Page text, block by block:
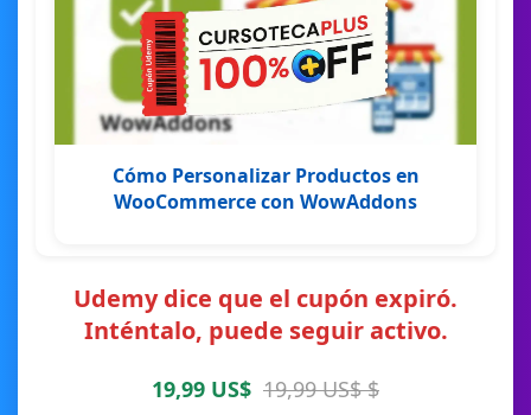
Cómo Personalizar Productos en
WooCommerce con WowAddons
Udemy dice que el cupón expiró.
Inténtalo, puede seguir activo.
19,99 US$ 19,99 US$ $